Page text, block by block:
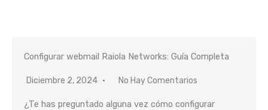
Configurar webmail Raiola Networks: Guía Completa
Diciembre 2, 2024 No Hay Comentarios
¿Te has preguntado alguna vez cómo configurar